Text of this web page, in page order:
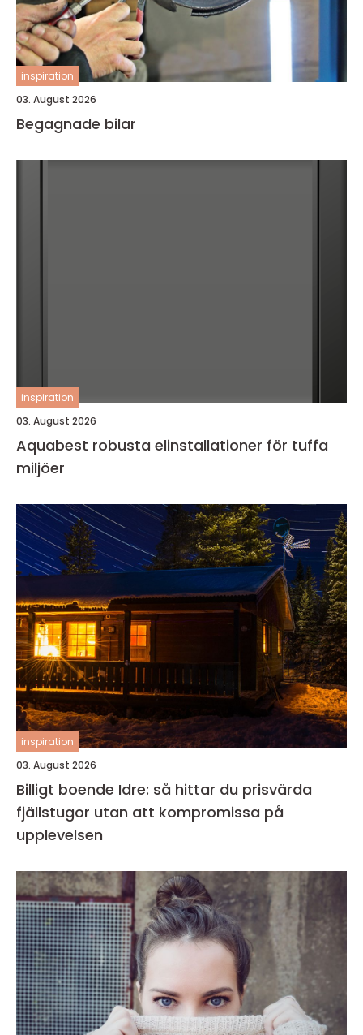
inspiration
03. August 2026
Begagnade bilar
inspiration
03. August 2026
Aquabest robusta elinstallationer för tuffa
miljöer
inspiration
03. August 2026
Billigt boende Idre: så hittar du prisvärda
fjällstugor utan att kompromissa på
upplevelsen